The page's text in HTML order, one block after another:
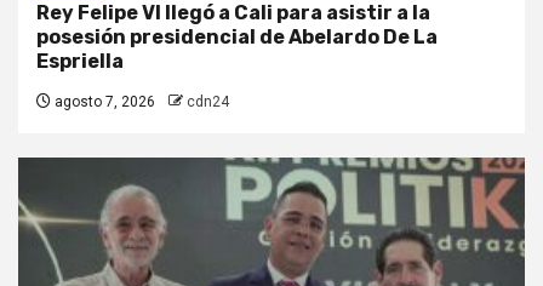
Rey Felipe VI llegó a Cali para asistir a la
posesión presidencial de Abelardo De La
Espriella
agosto 7, 2026 cdn24